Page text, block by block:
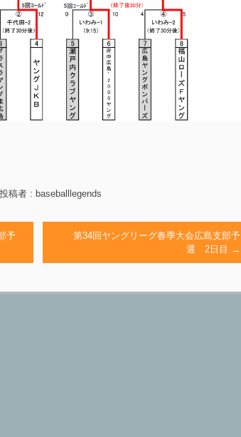
投稿者 : baseballlegends
予
第34回ヤングリーグ春季大会広島支部予
選 2日目 →